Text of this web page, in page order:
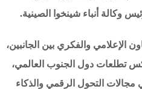
وكالة أنباء شينخوا الصينية.
الإعلامي والفكري بين الجانبين،
تطلعات دول الجنوب العالمي،
التحول الرقمي والذكاء